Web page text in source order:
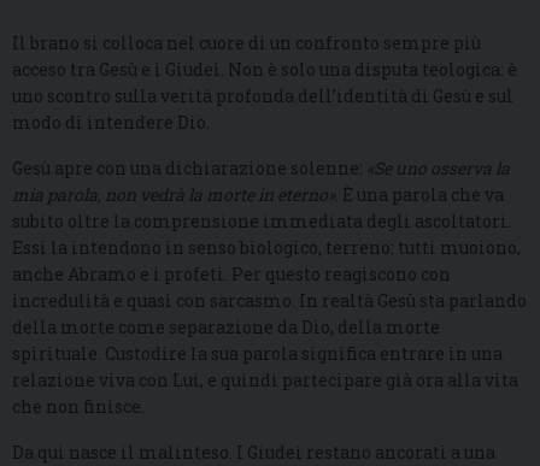
Il brano si colloca nel cuore di un confronto sempre più
acceso tra Gesù e i Giudei. Non è solo una disputa teologica: è
uno scontro sulla verità profonda dell’identità di Gesù e sul
modo di intendere Dio.
Gesù apre con una dichiarazione solenne: «Se uno osserva la
mia parola, non vedrà la morte in eterno». È una parola che va
subito oltre la comprensione immediata degli ascoltatori.
Essi la intendono in senso biologico, terreno: tutti muoiono,
anche Abramo e i profeti. Per questo reagiscono con
incredulità e quasi con sarcasmo. In realtà Gesù sta parlando
della morte come separazione da Dio, della morte
spirituale. Custodire la sua parola significa entrare in una
relazione viva con Lui, e quindi partecipare già ora alla vita
che non finisce.
Da qui nasce il malinteso. I Giudei restano ancorati a una